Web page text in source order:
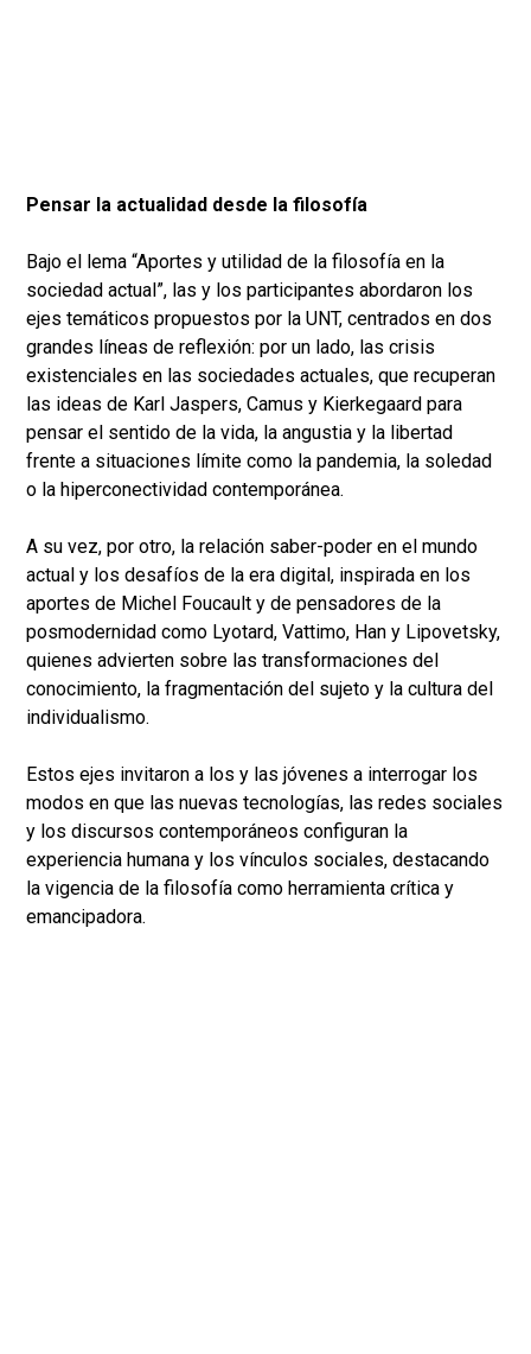
Pensar la actualidad desde la filosofía
Bajo el lema “Aportes y utilidad de la filosofía en la
sociedad actual”, las y los participantes abordaron los
ejes temáticos propuestos por la UNT, centrados en dos
grandes líneas de reflexión: por un lado, las crisis
existenciales en las sociedades actuales, que recuperan
las ideas de Karl Jaspers, Camus y Kierkegaard para
pensar el sentido de la vida, la angustia y la libertad
frente a situaciones límite como la pandemia, la soledad
o la hiperconectividad contemporánea.
A su vez, por otro, la relación saber-poder en el mundo
actual y los desafíos de la era digital, inspirada en los
aportes de Michel Foucault y de pensadores de la
posmodernidad como Lyotard, Vattimo, Han y Lipovetsky,
quienes advierten sobre las transformaciones del
conocimiento, la fragmentación del sujeto y la cultura del
individualismo.
Estos ejes invitaron a los y las jóvenes a interrogar los
modos en que las nuevas tecnologías, las redes sociales
y los discursos contemporáneos configuran la
experiencia humana y los vínculos sociales, destacando
la vigencia de la filosofía como herramienta crítica y
emancipadora.